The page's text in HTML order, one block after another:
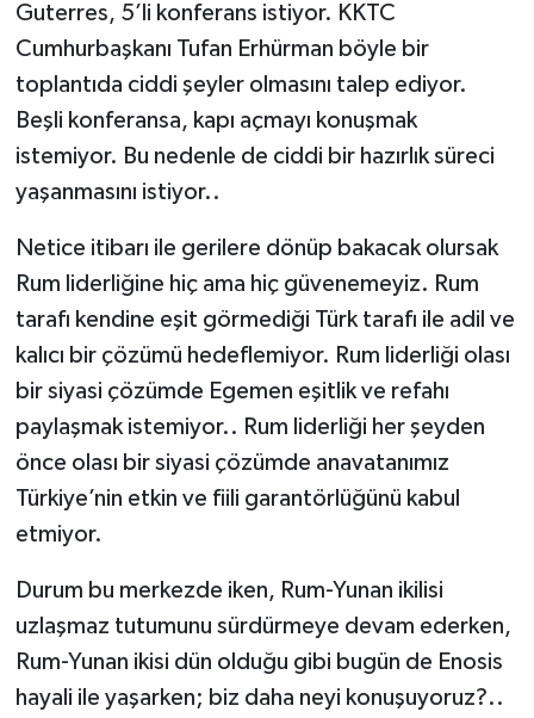
Guterres, 5’li konferans istiyor. KKTC
Cumhurbaşkanı Tufan Erhürman böyle bir
toplantıda ciddi şeyler olmasını talep ediyor.
Beşli konferansa, kapı açmayı konuşmak
istemiyor. Bu nedenle de ciddi bir hazırlık süreci
yaşanmasını istiyor..
Netice itibarı ile gerilere dönüp bakacak olursak
Rum liderliğine hiç ama hiç güvenemeyiz. Rum
tarafı kendine eşit görmediği Türk tarafı ile adil ve
kalıcı bir çözümü hedeflemiyor. Rum liderliği olası
bir siyasi çözümde Egemen eşitlik ve refahı
paylaşmak istemiyor.. Rum liderliği her şeyden
önce olası bir siyasi çözümde anavatanımız
Türkiye’nin etkin ve fiili garantörlüğünü kabul
etmiyor.
Durum bu merkezde iken, Rum-Yunan ikilisi
uzlaşmaz tutumunu sürdürmeye devam ederken,
Rum-Yunan ikisi dün olduğu gibi bugün de Enosis
hayali ile yaşarken; biz daha neyi konuşuyoruz?..